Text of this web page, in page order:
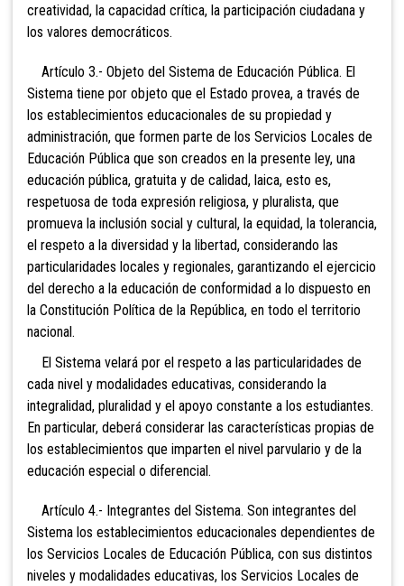
creatividad, la capacidad crítica, la participación ciudadana y
los valores democráticos.
Artículo 3.- Objeto del Sistema de Educación Pública. El
Sistema tiene por objeto que el Estado provea, a través de
los establecimientos educacionales de su propiedad y
administración, que formen parte de los Servicios Locales de
Educación Pública que son creados en la presente ley, una
educación pública, gratuita y de calidad, laica, esto es,
respetuosa de toda expresión religiosa, y pluralista, que
promueva la inclusión social y cultural, la equidad, la tolerancia,
el respeto a la diversidad y la libertad, considerando las
particularidades locales y regionales, garantizando el ejercicio
del derecho a la educación de conformidad a lo dispuesto en
la Constitución Política de la República, en todo el territorio
nacional.
El Sistema velará por el respeto a las particularidades de
cada nivel y modalidades educativas, considerando la
integralidad, pluralidad y el apoyo constante a los estudiantes.
En particular, deberá considerar las características propias de
los establecimientos que imparten el nivel parvulario y de la
educación especial o diferencial.
Artículo 4.- Integrantes del Sistema. Son integrantes del
Sistema los establecimientos educacionales dependientes de
los Servicios Locales de Educación Pública, con sus distintos
niveles y modalidades educativas, los Servicios Locales de